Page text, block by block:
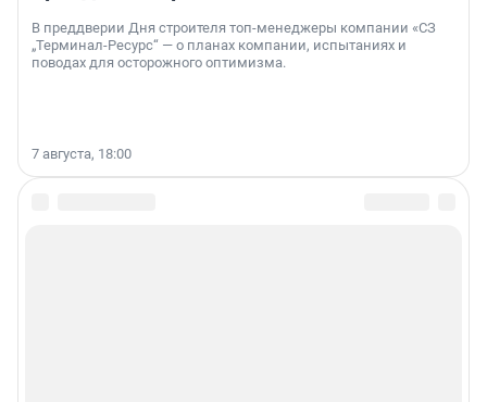
В преддверии Дня строителя топ-менеджеры компании «СЗ
„Терминал-Ресурс“ — о планах компании, испытаниях и
поводах для осторожного оптимизма.
7 августа, 18:00